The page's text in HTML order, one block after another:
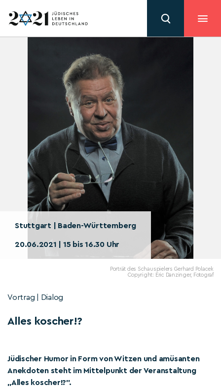
Stuttgart | Baden-Württemberg
20.06.2021 | 15 bis 16.30 Uhr
Porträt des Schauspielers Gerhard Polacek
Copyright: Eric Danzinger, Fotograf
Vortrag | Dialog
Alles koscher!?
Jüdischer Humor in Form von Witzen und amüsanten
Anekdoten steht im Mittelpunkt der Veranstaltung
„Alles koscher!?".